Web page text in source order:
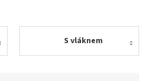
S vláknem